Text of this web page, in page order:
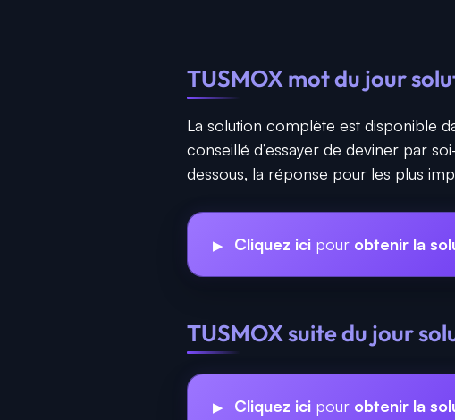
TUSMOX mot du jour
La solution complète est disponible
conseillé d’essayer de deviner par
dessous, la réponse pour les plus
Cliquez ici pour obtenir la
TUSMOX suite du jour
Cliquez ici pour obtenir la